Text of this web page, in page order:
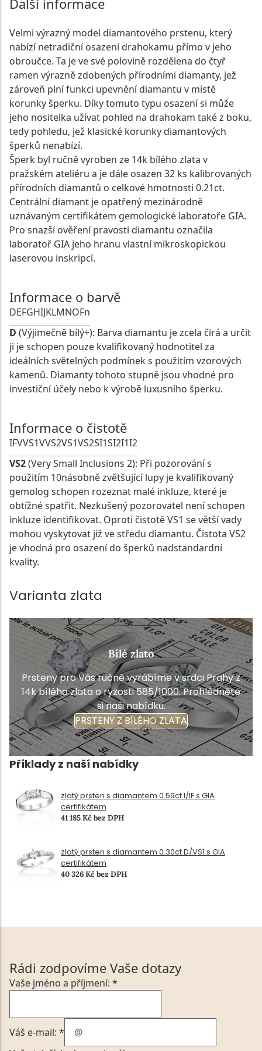
Velmi výrazný model diamantového prstenu, který
nabízí netradiční osazení drahokamu přímo v jeho
obroučce. Ta je ve své polovině rozdělena do čtyř
ramen výrazně zdobených přírodními diamanty, jež
zároveň plní funkci upevnění diamantu v místě
korunky šperku. Díky tomuto typu osazení si může
jeho nositelka užívat pohled na drahokam také z boku,
tedy pohledu, jež klasické korunky diamantových
šperků nenabízí.
Šperk byl ručně vyroben ze 14k bílého zlata v
pražském ateliéru a je dále osazen 32 ks kalibrovaných
přírodních diamantů o celkové hmotnosti 0.21ct.
Centrální diamant je opatřený mezinárodně
uznávaným certifikátem gemologické laboratoře GIA.
Pro snazší ověření pravosti diamantu označila
laboratoř GIA jeho hranu vlastní mikroskopickou
laserovou inskripcí.
Informace o barvě
DEFGHIJKLMNOFn
D (Výjimečně bílý+): Barva diamantu je zcela čirá a určit
ji je schopen pouze kvalifikovaný hodnotitel za
ideálních světelných podmínek s použitím vzorových
kamenů. Diamanty tohoto stupně jsou vhodné pro
investiční účely nebo k výrobě luxusního šperku.
Informace o čistotě
IFVVS1VVS2VS1VS2SI1SI2I1I2
VS2(Very Small Inclusions 2): Při pozorování s
použitím 10násobně zvětšující lupy je kvalifikovaný
gemolog schopen rozeznat malé inkluze, které je
obtížné spatřit. Nezkušený pozorovatel není schopen
inkluze identifikovat. Oproti čistotě VS1 se větší vady
mohou vyskytovat již ve středu diamantu. Čistota VS2
je vhodná pro osazení do šperků nadstandardní
kvality.
Varianta zlata
Bílé zlato
Prsteny pro Vás ručně vyrábíme v srdci Prahy z
14k bílého zlata o ryzosti 585/1000. Prohlédněte
si naši nabídku.
PRSTENY Z BÍLÉHO ZLATA
Příklady z naší nabídky
zlatý prsten s diamantem 0.59ct I/IF s GIA
certifikátem
41 185 Kč bez DPH
zlatý prsten s diamantem 0.30ct D/VS1 s GIA
certifikátem
40 326 Kč bez DPH
Rádi zodpovíme Vaše dotazy
Vaše jméno a příjmení: *
Váš e-mail: *